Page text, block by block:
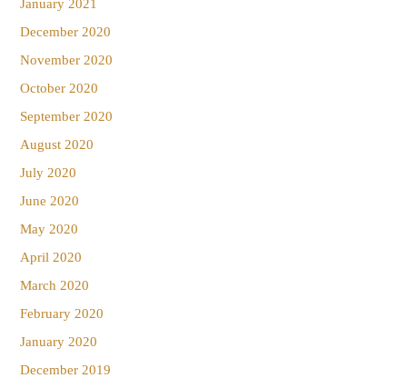
January 2021
December 2020
November 2020
October 2020
September 2020
August 2020
July 2020
June 2020
May 2020
April 2020
March 2020
February 2020
January 2020
December 2019